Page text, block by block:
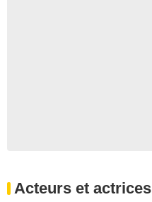
Acteurs et actrices